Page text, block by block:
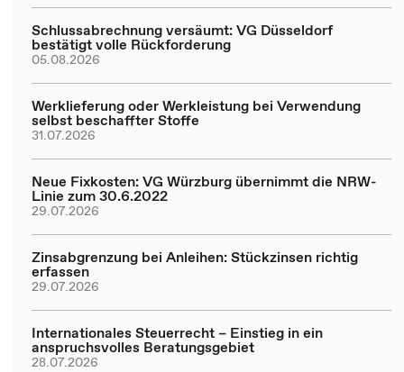
Schlussabrechnung versäumt: VG Düsseldorf
bestätigt volle Rückforderung
05.08.2026
Werklieferung oder Werkleistung bei Verwendung
selbst beschaffter Stoffe
31.07.2026
Neue Fixkosten: VG Würzburg übernimmt die NRW-
Linie zum 30.6.2022
29.07.2026
Zinsabgrenzung bei Anleihen: Stückzinsen richtig
erfassen
29.07.2026
Internationales Steuerrecht – Einstieg in ein
anspruchsvolles Beratungsgebiet
28.07.2026